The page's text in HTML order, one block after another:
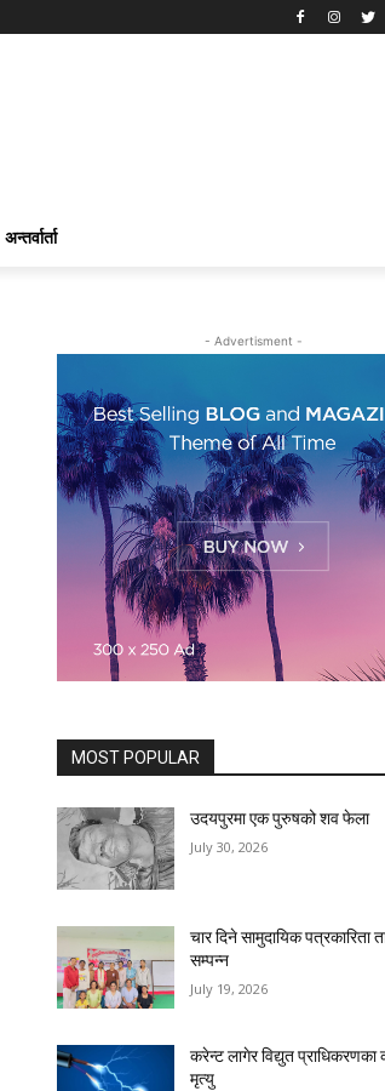
अन्तर्वार्ता
- Advertisment -
MOST POPULAR
उदयपुरमा एक पुरुषको शव फेला
July 30, 2026
चार दिने सामुदायिक पत्रकारिता
सम्पन्न
July 19, 2026
करेन्ट लागेर विद्युत प्राधिकरणका
मृत्यु